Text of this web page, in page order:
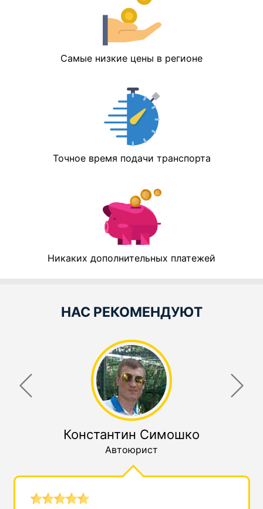
Самые низкие цены в регионе
Точное время подачи транспорта
Никаких дополнительных платежей
НАС РЕКОМЕНДУЮТ
Константин Симошко
Автоюрист